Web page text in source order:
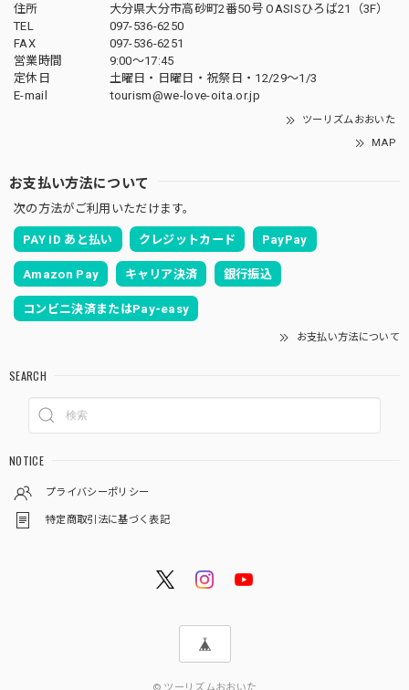
住所
大分県大分市高砂町2番50号 OASISひろば21（3F）
TEL
097-536-6250
FAX
097-536-6251
営業時間
9:00～17:45
定休日
土曜日・日曜日・祝祭日・12/29～1/3
E-mail
tourism@we-love-oita.or.jp
ツーリズムおおいた
MAP
お支払い方法について
次の方法がご利用いただけます。
PAY ID あと払い クレジットカード PayPay
Amazon Pay キャリア決済 銀行振込
コンビニ決済またはPay-easy
お支払い方法について
SEARCH
NOTICE
プライバシーポリシー
特定商取引法に基づく表記